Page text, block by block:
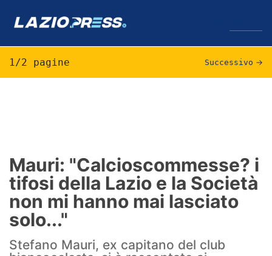
Formello
Infortuni
Primavera
Calciomercato
1/2 pagine Successivo →
Mauri: "Calcioscommesse? i
tifosi della Lazio e la Società
non mi hanno mai lasciato
solo..."
Stefano Mauri, ex capitano del club